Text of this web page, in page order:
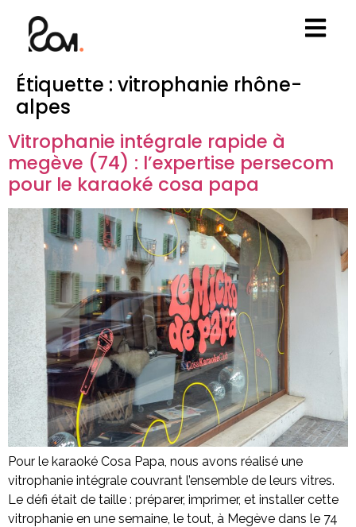
Étiquette : vitrophanie rhône-
alpes
Vitrophanie intégrale rapide à
megève (74) : l’expertise persecom
pour le karaoké cosa papa
Pour le karaoké Cosa Papa, nous avons réalisé une
vitrophanie intégrale couvrant l’ensemble de leurs vitres.
Le défi était de taille : préparer, imprimer, et installer cette
vitrophanie en une semaine, le tout, à Megève dans le 74